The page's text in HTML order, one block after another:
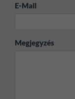
E-Mail
Megjegyzés